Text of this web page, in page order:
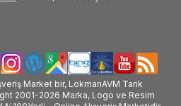
Market bir, LokmanAVM Tarık
2001-2026 Marka, Logo ve Resim